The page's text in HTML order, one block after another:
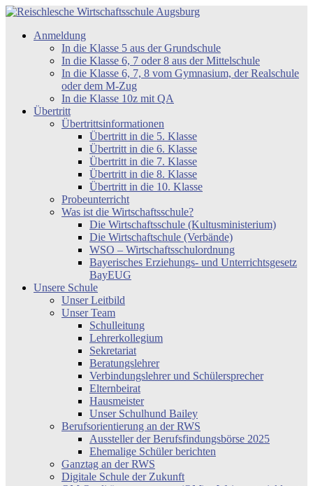
Zum
springen
Reischlesche
Wirtschaftsschule
Anmeldung
In die Klasse 5 aus der Grundschule
In die Klasse 6, 7 oder 8 aus der Mittelschule
In die Klasse 6, 7, 8 vom Gymnasium, der Realschule
oder dem M-Zug
In die Klasse 10z mit QA
Übertritt
Übertrittsinformationen
Übertritt in die 5. Klasse
Übertritt in die 6. Klasse
Übertritt in die 7. Klasse
Übertritt in die 8. Klasse
Übertritt in die 10. Klasse
Probeunterricht
Was ist die Wirtschaftsschule?
Die Wirtschaftsschule (Kultusministerium)
Die Wirtschaftschule (Verbände)
WSO – Wirtschaftsschulordnung
Bayerisches Erziehungs- und Unterrichtsgesetz
BayEUG
Unsere Schule
Unser Leitbild
Unser Team
Schulleitung
Lehrerkollegium
Sekretariat
Beratungslehrer
Verbindungslehrer und Schülersprecher
Elternbeirat
Hausmeister
Unser Schulhund Bailey
Berufsorientierung an der RWS
Aussteller der Berufsfindungsbörse 2025
Ehemalige Schüler berichten
Ganztag an der RWS
Digitale Schule der Zukunft